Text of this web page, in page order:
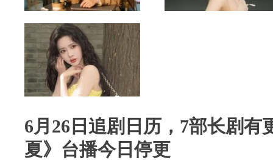
6月26日追剧日历，7部长剧有
夏》台播今日停更